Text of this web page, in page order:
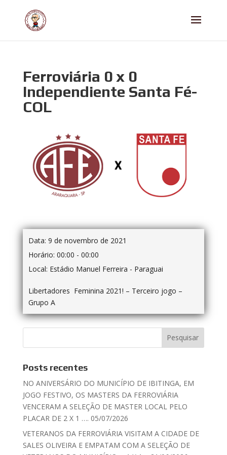
Ferroviária 0 x 0
Independiente Santa Fé-
COL
Data: 9 de novembro de 2021
Horário: 00:00 - 00:00
Local: Estádio Manuel Ferreira - Paraguai
Libertadores Feminina 2021! – Terceiro jogo –
Grupo A
Posts recentes
NO ANIVERSÁRIO DO MUNICÍPIO DE IBITINGA, EM
JOGO FESTIVO, OS MASTERS DA FERROVIÁRIA
VENCERAM A SELEÇÃO DE MASTER LOCAL PELO
PLACAR DE 2 X 1 …. 05/07/2026
VETERANOS DA FERROVIÁRIA VISITAM A CIDADE DE
SALES OLIVEIRA E EMPATAM COM A SELEÇÃO DE